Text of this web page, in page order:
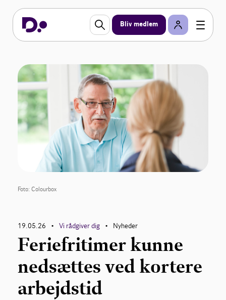
Bliv medlem
Foto: Colourbox
19.05.26 • Vi rådgiver dig • Nyheder
Feriefritimer kunne
nedsættes ved kortere
arbejdstid